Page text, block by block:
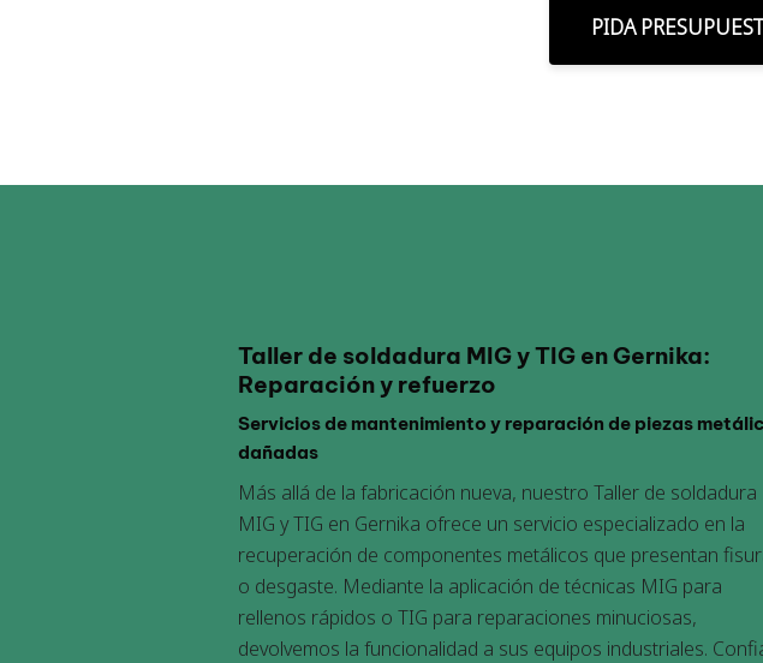
PIDA
Taller de soldadura MIG y TIG en Gernika:
Reparación y refuerzo
Servicios de mantenimiento y reparación de piezas
dañadas
Más allá de la fabricación nueva, nuestro Taller de soldadura
MIG y TIG en Gernika ofrece un servicio especializado en la
recuperación de componentes metálicos que presentan
o desgaste. Mediante la aplicación de técnicas MIG para
rellenos rápidos o TIG para reparaciones minuciosas,
devolvemos la funcionalidad a sus equipos industriales.